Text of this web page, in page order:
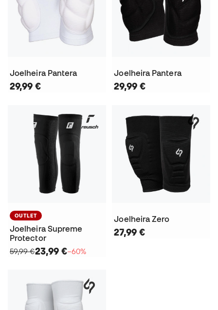
Joelheira Pantera
29,99 €
Joelheira Pantera
29,99 €
OUTLET
Joelheira Supreme
Protector
59,99 €23,99 €−60%
Joelheira Zero
27,99 €